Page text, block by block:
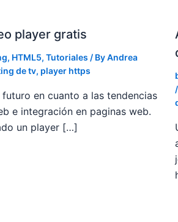
player gratis
, HTML5, Tutoriales / ByAndrea
de tv, player https
futuro en cuanto a las tendencias
e integración en paginas web.
un player […]